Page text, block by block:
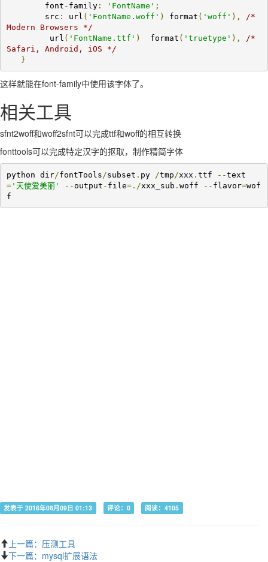
	font
- family: 'FontName' ;
	src
: url ( 'FontName.woff' ) format ( 'woff' ),
/*
Modern Browsers */
         url
( 'FontName.ttf' )
  format
( 'truetype' ),
/*
Safari, Android, iOS */
}
这样就能在font-family中使用该字体了。
相关工具
sfnt2woff和woff2sfnt可以完成ttf和woff的相互转换
fonttools可以完成特定汉字的抠取，制作精简字体
python dir/fontTools /subset . py /tmp /xxx . ttf --text
='天使爱美丽' -- output - file=./xxx_sub . woff -- flavor=wof
f
发表于 2016年08月09日 01:13 评论：0 阅读：4105
上一篇：压测工具
下一篇：mysql扩展语法